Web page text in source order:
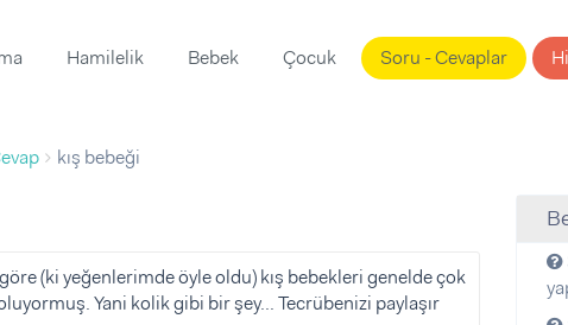
Hamilelik Bebek Çocuk Soru - Cevaplar
kış bebeği
(ki yeğenlerimde öyle oldu) kış bebekleri genelde çok
Yani kolik gibi bir şey... Tecrübenizi paylaşır